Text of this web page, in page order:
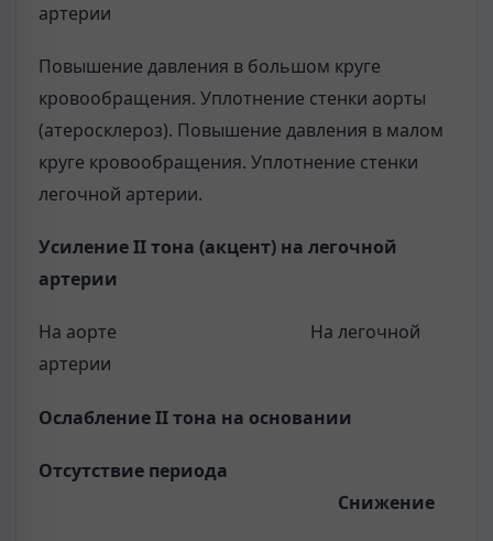
артерии
Повышение давления в большом круге
кровообращения. Уплотнение стенки аорты
(атеросклероз). Повышение давления в малом
круге кровообращения. Уплотнение стенки
легочной артерии.
УсилениеIIтона (акцент) на легочной
артерии
На аорте На легочной
артерии
ОслаблениеIIтона на основании
Отсутствие периода
Снижение